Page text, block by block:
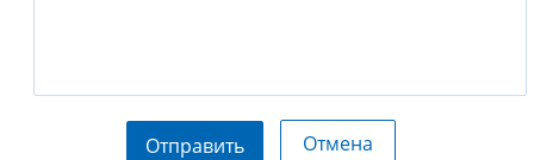
Отправить Отмена